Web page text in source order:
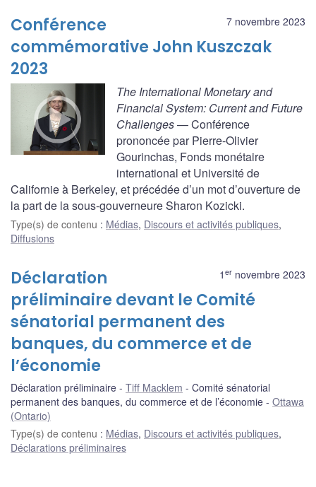
7 novembre 2023
Conférence
commémorative John Kuszczak
2023
The International Monetary and
Financial System: Current and Future
Challenges— Conférence
prononcée par Pierre-Olivier
Gourinchas, Fonds monétaire
international et Université de
Californie à Berkeley, et précédée d’un mot d’ouverture de
la part de la sous-gouverneure Sharon Kozicki.
Type(s) de contenu : Médias, Discours et activités publiques,
Diffusions
1 er novembre 2023
Déclaration
préliminaire devant le Comité
sénatorial permanent des
banques, du commerce et de
l’économie
Déclaration préliminaire Tiff Macklem
Comité sénatorial
permanent des banques, du commerce et de l’économie
Ottawa
(Ontario)
Type(s) de contenu : Médias, Discours et activités publiques,
Déclarations préliminaires